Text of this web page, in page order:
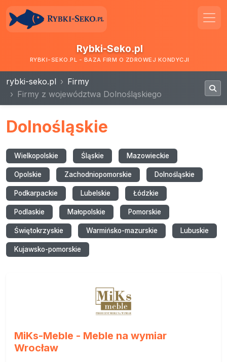
Rybki-Seko.pl
RYBKI-SEKO.PL - BAZA FIRM O ZDROWEJ KONDYCJI
rybki-seko.pl
Firmy
Firmy z województwa Dolnośląskiego
Dolnośląskie
Wielkopolskie Śląskie Mazowieckie
Opolskie Zachodniopomorskie Dolnośląskie
Podkarpackie Lubelskie Łódzkie
Podlaskie Małopolskie Pomorskie
Świętokrzyskie Warmińsko-mazurskie Lubuskie
Kujawsko-pomorskie
MiKs-Meble - Meble na wymiar
Wrocław